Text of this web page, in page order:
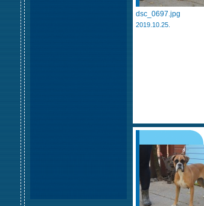
dsc_0697.jpg
2019.10.25.